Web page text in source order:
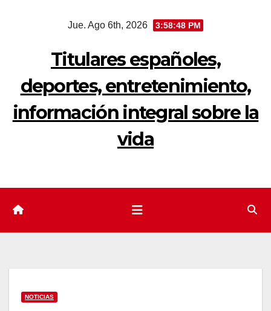
Jue. Ago 6th, 2026 3:58:49 PM
Titulares españoles,
deportes, entretenimiento,
información integral sobre la
vida
NOTICIAS